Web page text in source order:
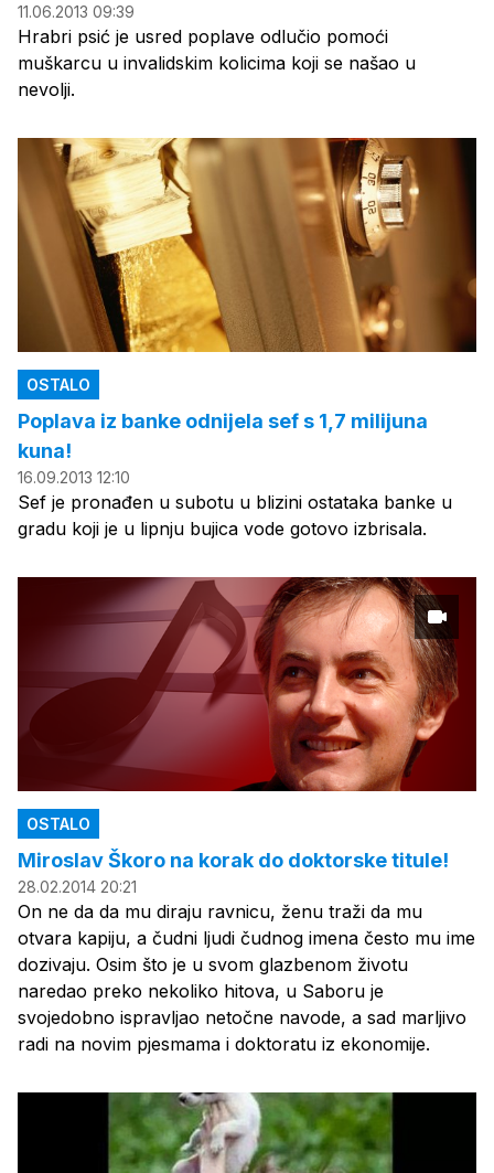
11.06.2013 09:39
Hrabri psić je usred poplave odlučio pomoći
muškarcu u invalidskim kolicima koji se našao u
nevolji.
OSTALO
Poplava iz banke odnijela sef s 1,7 milijuna
kuna!
16.09.2013 12:10
Sef je pronađen u subotu u blizini ostataka banke u
gradu koji je u lipnju bujica vode gotovo izbrisala.
OSTALO
Miroslav Škoro na korak do doktorske titule!
28.02.2014 20:21
On ne da da mu diraju ravnicu, ženu traži da mu
otvara kapiju, a čudni ljudi čudnog imena često mu ime
dozivaju. Osim što je u svom glazbenom životu
naredao preko nekoliko hitova, u Saboru je
svojedobno ispravljao netočne navode, a sad marljivo
radi na novim pjesmama i doktoratu iz ekonomije.